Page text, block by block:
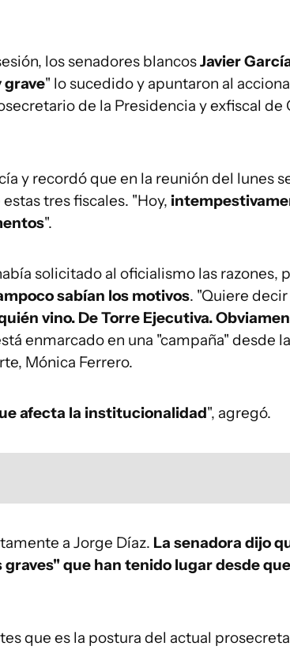
los senadores blancosJavier
grave" lo sucedido y apuntaron al
de la Presidencia y exfiscal de
y recordó que en la reunión del lunes
tres fiscales. "Hoy,
".
solicitado al oficialismo las razones,
sabían los motivos. "Quiere
vino. De Torre Ejecutiva.
enmarcado en una "campaña" desde
Mónica Ferrero.
afecta la institucionalidad", agregó.
a Jorge Díaz. La senadora dijo
que han tenido lugar desde que
que es la postura del actual